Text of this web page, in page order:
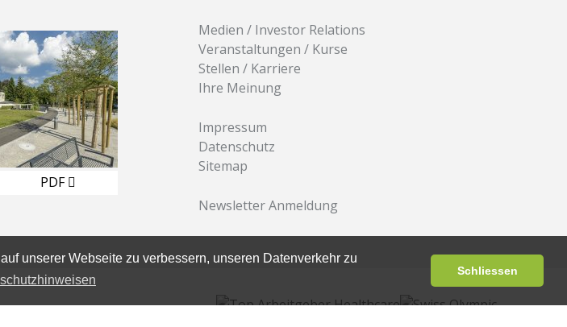
unserer Webseite zu verbessern, unseren Datenverkehr zu
Schliessen
PDF
Medien / Investor Relations
Veranstaltungen / Kurse
Stellen / Karriere
Ihre Meinung
Impressum
Datenschutz
Sitemap
Newsletter Anmeldung